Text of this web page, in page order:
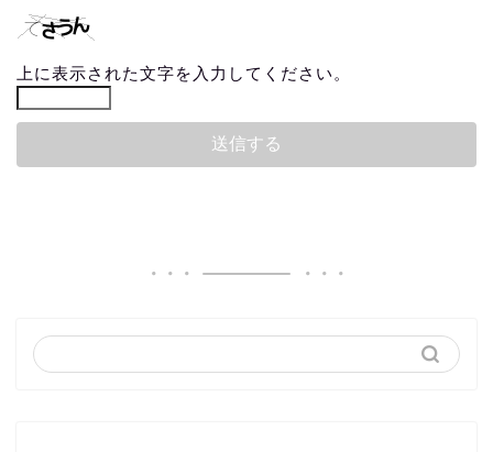
上に表示された文字を入力してください。